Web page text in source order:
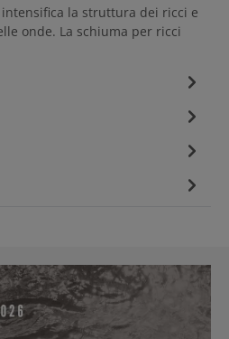
intensifica la struttura dei ricci e
onde. La schiuma per ricci